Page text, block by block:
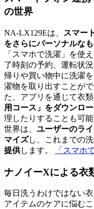
の世界
NA-LX129Eは、
スマー
をさらにパーソナルな
「スマホで洗濯」を使
了時刻の予約、運転状
帰りや買い物中に洗濯
濯物を取り出すことがで
た、アプリを通じて衣
用コース」をダウンロ
理したりすることも可
世界は、 ユーザーのラ
マイズし、これまでの
提供します。 「スマホ
ナノイーXによる衣
毎日洗うわけではない
アイテムのケアに悩む